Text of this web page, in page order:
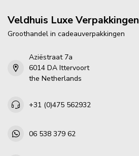
Veldhuis Luxe Verpakkingen
Groothandel in cadeauverpakkingen
Aziëstraat 7a
6014 DA Ittervoort
the Netherlands
+31 (0)475 562932
06 538 379 62